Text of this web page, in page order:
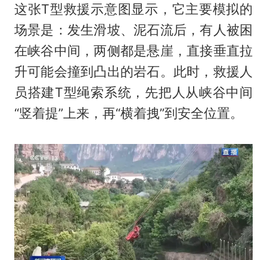
这张T型救援示意图显示，它主要模拟的
场景是：发生滑坡、泥石流后，有人被困
在峡谷中间，两侧都是悬崖，直接垂直拉
升可能会撞到凸出的岩石。此时，救援人
员搭建T型绳索系统，先把人从峡谷中间
“竖着提”上来，再“横着拽”到安全位置。